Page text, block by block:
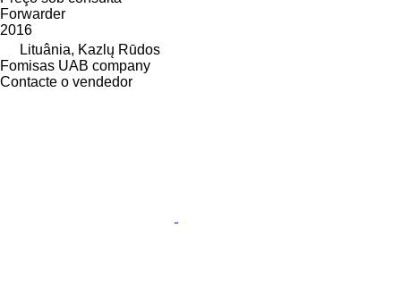
Forwarder
2016
Lituânia, Kazlų Rūdos
Fomisas UAB company
Contacte o vendedor